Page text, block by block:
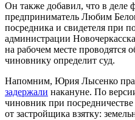
Он также добавил, что в деле
предприниматель Любим
посредника и свидетеля при
администрации
на рабочем месте проводятся
чиновнику определит суд.
Напомним, Юрия Лысенко
задержали накануне. По
чиновник при
от застройщика взятку: